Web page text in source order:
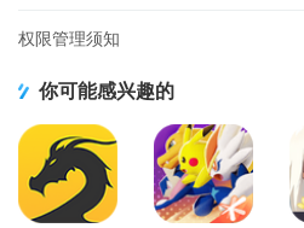
权限管理须知
你可能感兴趣的